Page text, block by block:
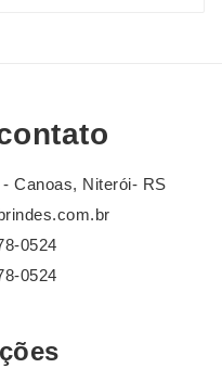
Canoas, Niterói- RS
0524
0524